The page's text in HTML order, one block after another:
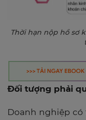
Thời hạn nộp hồ sơ
Đối tượng phải
Doanh nghiệp